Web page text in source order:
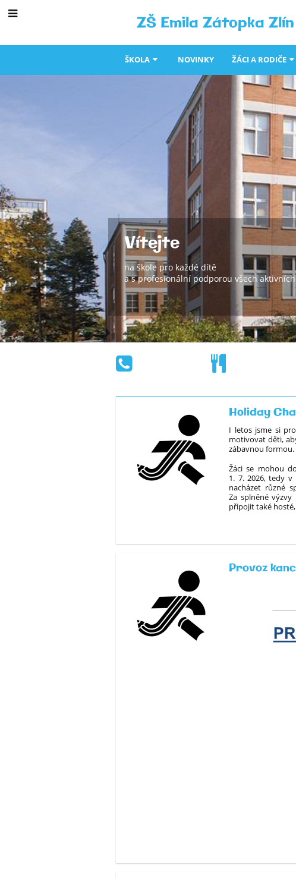
ZŠ Emila Zátopka Zlín
ŠKOLA NOVINKY ŽÁCI A RODIČE
Vítejte
na škole pro každé dítě
a s profesionální podporou všech
Holiday
I letos jsme si
motivovat děti,
zábavnou formou.
Žáci se mohou
1. 7. 2026, tedy
nacházet různé
Za splněné
připojit také
Provoz